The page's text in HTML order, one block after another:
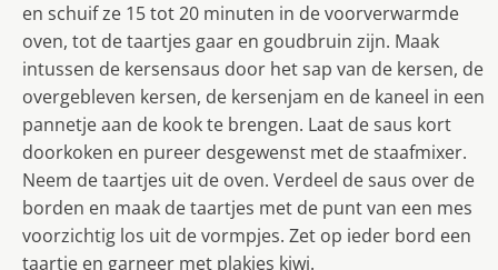
en schuif ze 15 tot 20 minuten in de voorverwarmde
oven, tot de taartjes gaar en goudbruin zijn. Maak
intussen de kersensaus door het sap van de kersen, de
overgebleven kersen, de kersenjam en de kaneel in een
pannetje aan de kook te brengen. Laat de saus kort
doorkoken en pureer desgewenst met de staafmixer.
Neem de taartjes uit de oven. Verdeel de saus over de
borden en maak de taartjes met de punt van een mes
voorzichtig los uit de vormpjes. Zet op ieder bord een
taartje en garneer met plakjes kiwi.